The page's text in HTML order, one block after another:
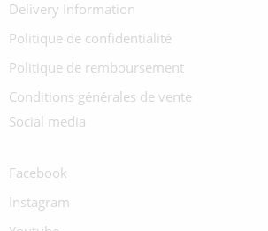
Delivery Information
Politique de confidentialité
Politique de remboursement
Conditions générales de vente
Social media
Facebook
Instagram